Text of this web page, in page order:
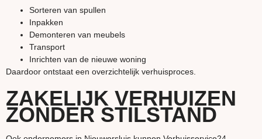
Sorteren van spullen
Inpakken
Demonteren van meubels
Transport
Inrichten van de nieuwe woning
Daardoor ontstaat een overzichtelijk verhuisproces.
ZAKELIJK VERHUIZEN
ZONDER STILSTAND